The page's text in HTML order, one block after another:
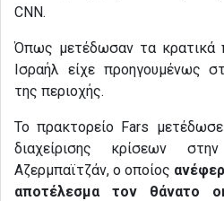
CNN.
Όπως μετέδωσαν τα κρατικά
Ισραήλ είχε προηγουμένως
της περιοχής.
Το πρακτορείο Fars
διαχείρισης κρίσεων
Αζερμπαϊτζάν, ο οποίος
αποτέλεσμα τον θάνατο